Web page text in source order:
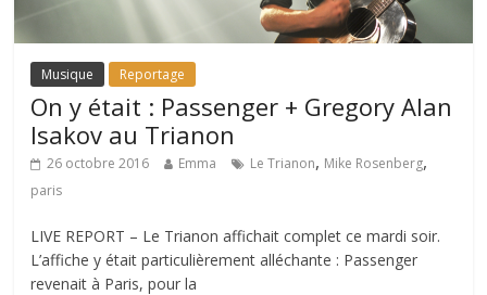
Musique Reportage
On y était : Passenger + Gregory Alan
Isakov au Trianon
26 octobre 2016 Emma Le Trianon, Mike Rosenberg,
paris
LIVE REPORT – Le Trianon affichait complet ce mardi soir.
L’affiche y était particulièrement alléchante : Passenger
revenait à Paris, pour la